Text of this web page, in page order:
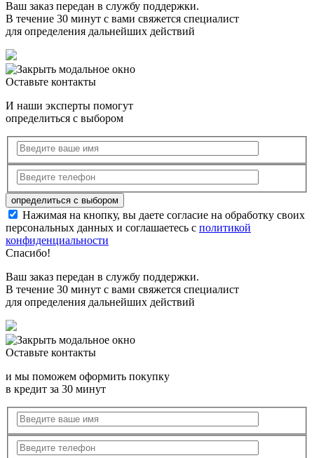
Ваш заказ передан в службу поддержки.
В течение 30 минут с вами свяжется специалист
для определения дальнейших действий
Оставьте контакты
И наши эксперты помогут
определиться с выбором
Нажимая на кнопку, вы даете согласие на обработку своих
персональных данных и соглашаетесь с политикой
конфиденциальности
Спасибо!
Ваш заказ передан в службу поддержки.
В течение 30 минут с вами свяжется специалист
для определения дальнейших действий
Оставьте контакты
и мы поможем оформить покупку
в кредит за 30 минут